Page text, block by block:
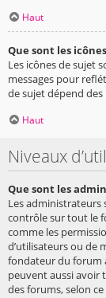
Haut
Que sont les
Les icônes de sujet
messages pour
de sujet dépend
Haut
Niveaux
Que sont les
Les administrateurs
contrôle sur tout le
comme les
d’utilisateurs ou de
fondateur du forum
peuvent aussi avoir
des forums, selon